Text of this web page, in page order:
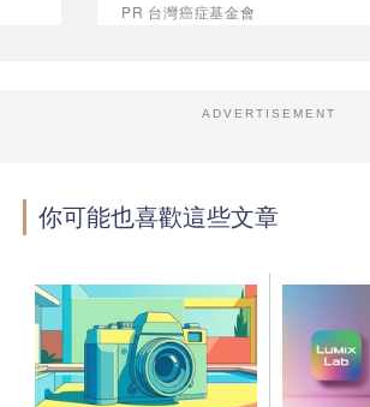
PR 台灣癌症基金會
ADVERTISEMENT
你可能也喜歡這些文章